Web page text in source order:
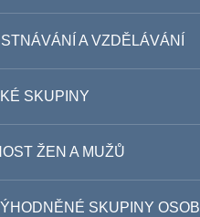
A VZDĚLÁVÁNÍ
SKUPINY
ŽEN A MUŽŮ
SKUPINY OSOB